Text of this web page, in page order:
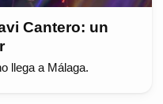
Cantero: un
llega a Málaga.